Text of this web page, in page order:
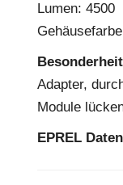
Lumen: 4500
Adapter,
Module
EPREL